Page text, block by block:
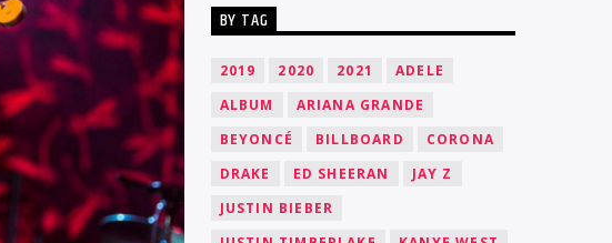
BY TAG
2019 2020 2021
ADELE
ALBUM
ARIANA GRANDE
BEYONCÉ
BILLBOARD
CORONA
DRAKE
ED SHEERAN
JAY Z
JUSTIN BIEBER